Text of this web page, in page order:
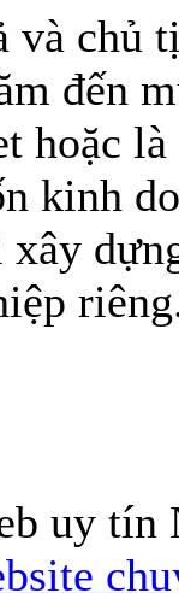
và chủ
đến
hoặc
kinh
xây
uy tín